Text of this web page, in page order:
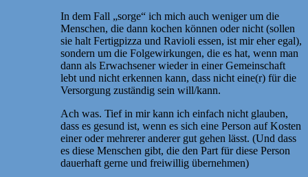
In dem Fall „sorge“ ich mich auch weniger um die
Menschen, die dann kochen können oder nicht (sollen
sie halt Fertigpizza und Ravioli essen, ist mir eher egal),
sondern um die Folgewirkungen, die es hat, wenn man
dann als Erwachsener wieder in einer Gemeinschaft
lebt und nicht erkennen kann, dass nicht eine(r) für die
Versorgung zuständig sein will/kann.
Ach was. Tief in mir kann ich einfach nicht glauben,
dass es gesund ist, wenn es sich eine Person auf Kosten
einer oder mehrerer anderer gut gehen lässt. (Und dass
es diese Menschen gibt, die den Part für diese Person
dauerhaft gerne und freiwillig übernehmen)